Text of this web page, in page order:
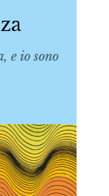
e io sono